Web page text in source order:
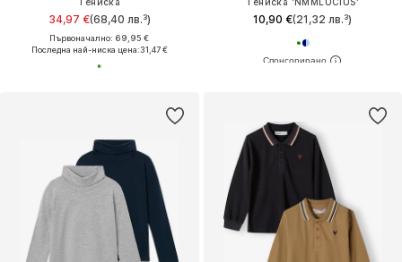
34,97 €(68,40 лв.³)
Първоначално: 69,95 €
Последна най-ниска цена:31,47 €
10,90 €(21,32 лв.³)